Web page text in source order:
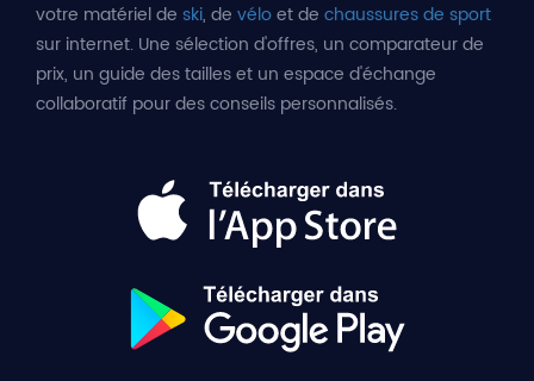
votre matériel de ski, de véloet de chaussures de sport
sur internet. Une sélection d'offres, un comparateur de
prix, un guide des tailles et un espace d'échange
collaboratif pour des conseils personnalisés.